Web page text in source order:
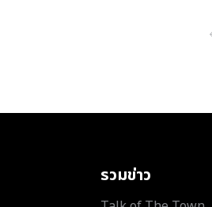
รวมข่าว